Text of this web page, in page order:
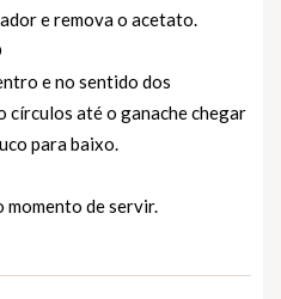
e remova o acetato.
e no sentido dos
até o ganache chegar
para baixo.
de servir.